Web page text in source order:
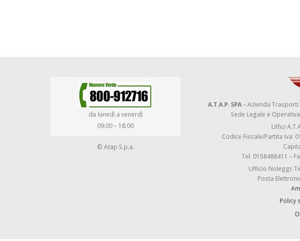
da lunedì a venerdì
09:00 – 18:00
© Atap S.p.a.
A.T.A.P. SPA– Azienda Trasporti
Sede Legale e
Uffici
Codice Fiscale/Partita Iva:
Tel. 0158488411 –
Ufficio Noleggi:
Posta
Policy